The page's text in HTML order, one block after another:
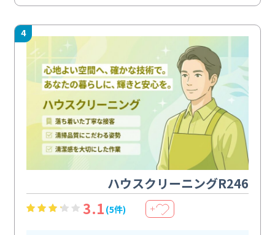
4
ハウスクリーニングR246
3.1 (5件) ＋